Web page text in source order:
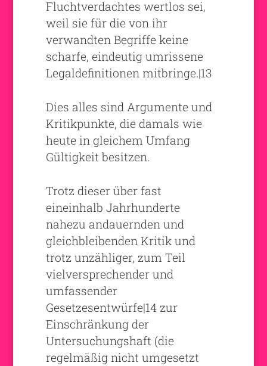
Fluchtverdachtes wertlos sei,
weil sie für die von ihr
verwandten Begriffe keine
scharfe, eindeutig umrissene
Legaldefinitionen mitbringe.|13
Dies alles sind Argumente und
Kritikpunkte, die damals wie
heute in gleichem Umfang
Gültigkeit besitzen.
Trotz dieser über fast
eineinhalb Jahrhunderte
nahezu andauernden und
gleichbleibenden Kritik und
trotz unzähliger, zum Teil
vielversprechender und
umfassender
Gesetzesentwürfe|14 zur
Einschränkung der
Untersuchungshaft (die
regelmäßig nicht umgesetzt